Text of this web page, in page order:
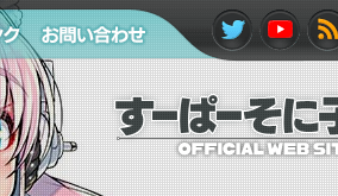
お問い合わせ
Twitte
r
YouTu
be
RSS
フィ
ード